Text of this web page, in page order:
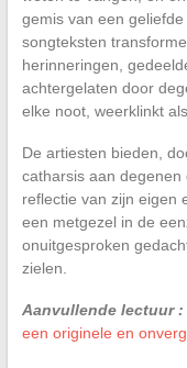
gemis van een
songteksten
herinneringen,
achtergelaten door
elke noot, weerklinkt
De artiesten bieden,
catharsis aan
reflectie van zijn eigen
een metgezel in de
onuitgesproken
zielen.
Aanvullende lectuur :
een originele en